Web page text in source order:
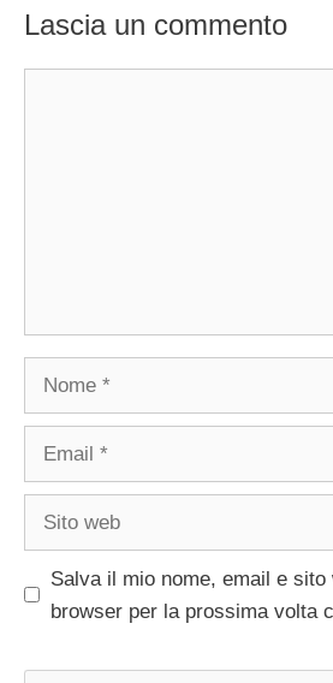
Lascia un commento
Salva il mio nome, email e sito
browser per la prossima volta